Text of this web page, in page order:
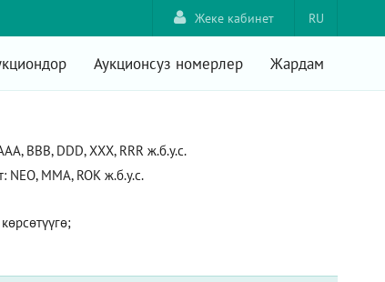
RU
Жеке кабинет
Аукционсуз номерлер Жардам
ВВВ, DDD, XXX, RRR ж.б.у.с.
NEO, ММА, ROK ж.б.у.с.